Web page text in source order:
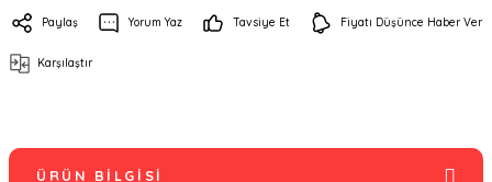
Paylaş Yorum Yaz Tavsiye Et Fiyatı Düşünce Haber Ver
Karşılaştır
ÜRÜN BILGISI